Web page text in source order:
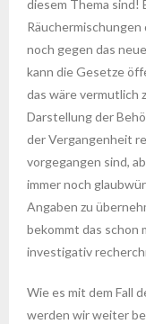
diesem Thema sind!
noch gegen das
kann die Gesetze
das wäre vermutlich
Darstellung der
der Vergangenheit
vorgegangen sind,
immer noch
Angaben zu
bekommt das schon
investigativ
Wie es mit dem Fall
werden wir weiter